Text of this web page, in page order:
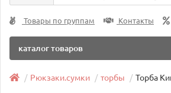
Товары по группам Контакты
каталог товаров
Рюкзаки.сумки торбы Торба